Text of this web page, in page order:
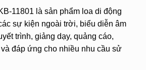
11801 là sản phẩm loa di động
sự kiện ngoài trời, biểu diễn âm
trình, giảng dạy, quảng cáo,
đáp ứng cho nhiều nhu cầu sử